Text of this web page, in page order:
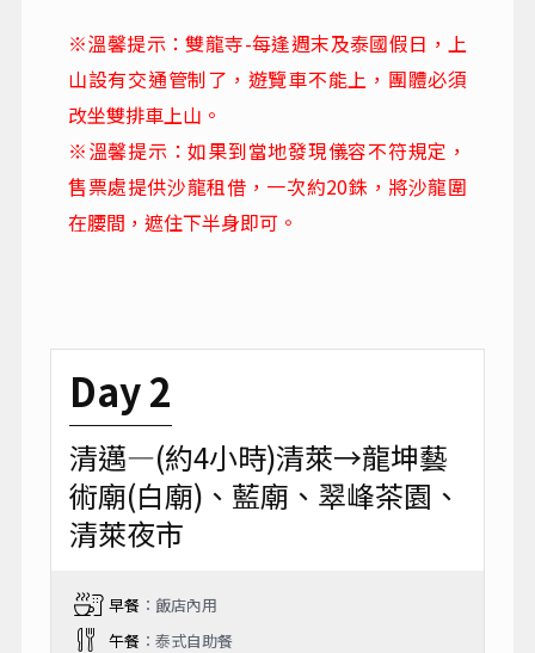
※溫馨提示：雙龍寺-每逢週末及泰國假日，上
山設有交通管制了，遊覽車不能上，團體必須
改坐雙排車上山。
※溫馨提示：如果到當地發現儀容不符規定，
售票處提供沙龍租借，一次約20銖，將沙龍圍
在腰間，遮住下半身即可。
Day 2
清邁—(約4小時)清萊→龍坤藝
術廟(白廟)、藍廟、翠峰茶園、
清萊夜市
早餐：飯店內用
午餐：泰式自助餐